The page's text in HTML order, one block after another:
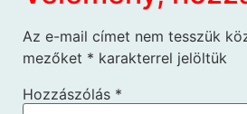
Az e-mail címet nem tesszük
mezőket * karakterrel jelöltük
Hozzászólás *